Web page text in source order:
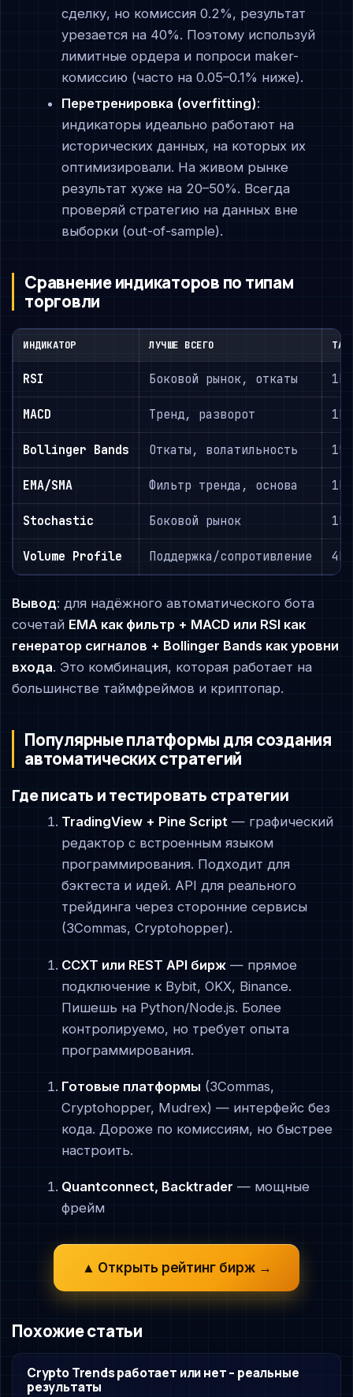
сделку, но комиссия 0.2%, результат
урезается на 40%. Поэтому используй
лимитные ордера и попроси maker-
комиссию (часто на 0.05–0.1% ниже).
Перетренировка (overfitting):
индикаторы идеально работают на
исторических данных, на которых их
оптимизировали. На живом рынке
результат хуже на 20–50%. Всегда
проверяй стратегию на данных вне
выборки (out-of-sample).
Сравнение индикаторов по типам
торговли
ИНДИКАТОР ЛУЧШЕ ВСЕГО
RSI Боковой рынок, откаты
MACD Тренд, разворот
Bollinger Bands Откаты, волатильность
EMA/SMA Фильтр тренда, основа
Stochastic Боковой рынок
Volume Profile Поддержка/сопротивление
Вывод: для надёжного автоматического бота
сочетай EMA как фильтр + MACD или RSI как
генератор сигналов + Bollinger Bands как уровни
входа. Это комбинация, которая работает на
большинстве таймфреймов и криптопар.
Популярные платформы для создания
автоматических стратегий
Где писать и тестировать стратегии
TradingView + Pine Script— графический
редактор с встроенным языком
программирования. Подходит для
бэктеста и идей. API для реального
трейдинга через сторонние сервисы
(3Commas, Cryptohopper).
CCXT или REST API бирж— прямое
подключение к Bybit, OKX, Binance.
Пишешь на Python/Node.js. Более
контролируемо, но требует опыта
программирования.
Готовые платформы (3Commas,
Cryptohopper, Mudrex) — интерфейс без
кода. Дороже по комиссиям, но быстрее
настроить.
Quantconnect, Backtrader — мощные
фрейм
▲ Открыть рейтинг бирж →
Похожие статьи
Crypto Trends работает или нет – реальные
результаты